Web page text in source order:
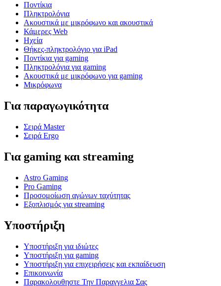
Ποντίκια
Πληκτρολόγια
Ακουστικά με μικρόφωνο και ακουστικά
Κάμερες Web
Ηχεία
Θήκες-πληκτρολόγιο για iPad
Ποντίκια για gaming
Πληκτρολόγια για gaming
Ακουστικά με μικρόφωνο για gaming
Μικρόφωνα
Για παραγωγικότητα
Σειρά Master
Σειρά Ergo
Για gaming και streaming
Astro Gaming
Pro Gaming
Προσομοίωση αγώνων ταχύτητας
Εξοπλισμός για streaming
Υποστήριξη
Υποστήριξη για ιδιώτες
Υποστήριξη για gaming
Υποστήριξη για επιχειρήσεις και εκπαίδευση
Επικοινωνία
Παρακολουθηστε Την Παραγγελια Σας